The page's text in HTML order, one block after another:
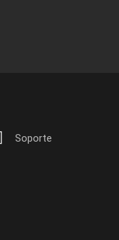
Soporte